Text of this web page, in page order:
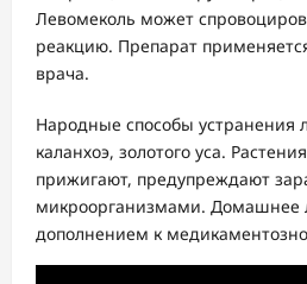
Левомеколь может
реакцию. Препарат
врача.
Народные способы устранения
каланхоэ, золотого уса.
прижигают, предупреждают
микроорганизмами. Домашнее
дополнением к